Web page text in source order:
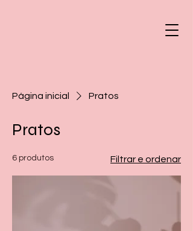
Página inicial Pratos
Pratos
6 produtos Filtrar e ordenar